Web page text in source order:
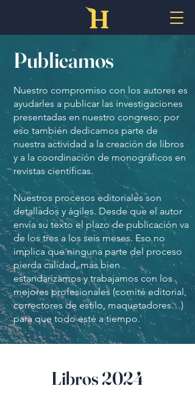
Publicamos
Nuestro compromiso con los autores es
ayudarles a publicar las investigaciones
presentadas en nuestro congreso; por
eso también dedicamos parte de
nuestra actividad a la creación de libros
y a la coordinación de monográficos en
revistas científicas.
Nuestros procesos editoriales son
detallados y ágiles. Desde que el autor
envía su texto el plazo de publicación va
de los tres a los seis meses. Eso no
implica que ninguna parte del proceso
pierda calidad, más bien
estandarizamos y trabajamos con los
mejores profesionales (comité editorial,
correctores de estilo, maquetadores…)
para que todo esté a tiempo.
Libros 2024